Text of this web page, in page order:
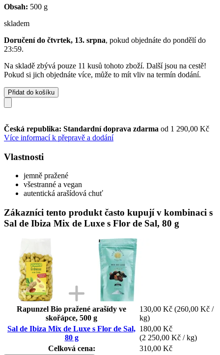
Obsah: 500 g
skladem
Doručení do čtvrtek, 13. srpna, pokud objednáte do pondělí do
23:59.
Na skladě zbývá pouze 11 kusů tohoto zboží. Další jsou na cestě!
Pokud si jich objednáte více, může to mít vliv na termín dodání.
Přidat do košíku
Česká republika: Standardní doprava zdarma od 1 290,00 Kč
Více informací k přepravě a dodání
Vlastnosti
jemně pražené
všestranné a vegan
autentická arašídová chuť
Zákazníci tento produkt často kupují v kombinaci s
Sal de Ibiza Mix de Luxe s Flor de Sal, 80 g
Rapunzel Bio pražené arašídy ve
skořápce, 500 g
130,00 Kč (260,00 Kč /
kg)
Sal de Ibiza Mix de Luxe s Flor de Sal,
80 g
180,00 Kč
(2 250,00 Kč / kg)
Celková cena:
310,00 Kč